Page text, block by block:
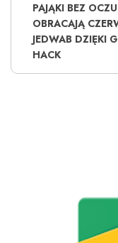
PAJĄKI BEZ
OBRACAJĄ
JEDWAB DZIĘKI
HACK